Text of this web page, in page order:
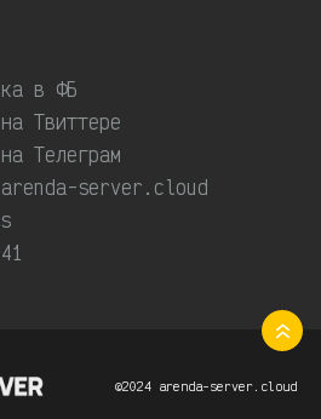
в ФБ
Твиттере
Телеграм
server.cloud
©2024 arenda-server.cloud